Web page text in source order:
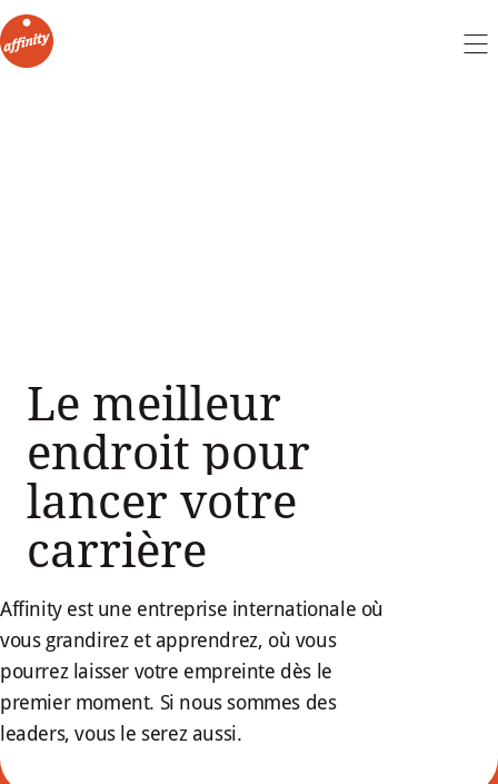
Le meilleur
endroit pour
lancer votre
carrière
Affinity est une entreprise internationale où
vous grandirez et apprendrez, où vous
pourrez laisser votre empreinte dès le
premier moment. Si nous sommes des
leaders, vous le serez aussi.